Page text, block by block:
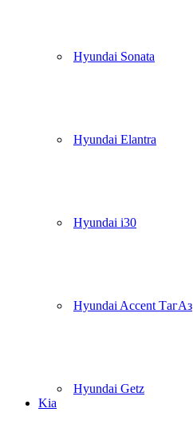
Hyundai Sonata
Hyundai Elantra
Hyundai i30
Hyundai Accent ТагАз
Hyundai Getz
Kia